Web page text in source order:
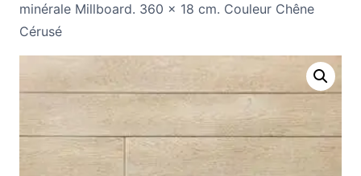
minérale Millboard. 360 x 18 cm. Couleur Chêne
Cérusé